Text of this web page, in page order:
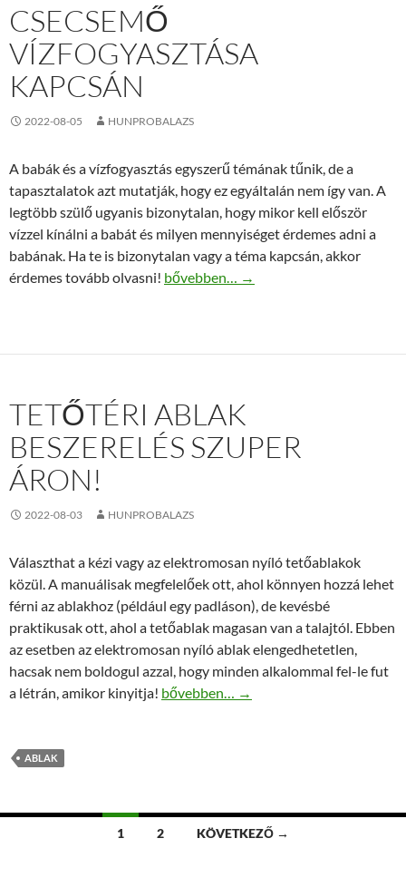
CSECSEMŐ
VÍZFOGYASZTÁSA
KAPCSÁN
2022-08-05 HUNPROBALAZS
A babák és a vízfogyasztás egyszerű témának tűnik, de a
tapasztalatok azt mutatják, hogy ez egyáltalán nem így van. A
legtöbb szülő ugyanis bizonytalan, hogy mikor kell először
vízzel kínálni a babát és milyen mennyiséget érdemes adni a
babának. Ha te is bizonytalan vagy a téma kapcsán, akkor
érdemes tovább olvasni! Hasznos információk a csecsemő
bővebben… →
TETŐTÉRI ABLAK
BESZERELÉS SZUPER
ÁRON!
2022-08-03 HUNPROBALAZS
Választhat a kézi vagy az elektromosan nyíló tetőablakok
közül. A manuálisak megfelelőek ott, ahol könnyen hozzá lehet
férni az ablakhoz (például egy padláson), de kevésbé
praktikusak ott, ahol a tetőablak magasan van a talajtól. Ebben
az esetben az elektromosan nyíló ablak elengedhetetlen,
hacsak nem boldogul azzal, hogy minden alkalommal fel-le fut
a létrán, amikor kinyitja! Tetőtéri ablak beszerelés szuper áron!
bővebben… →
ABLAK
1 2 KÖVETKEZŐ →